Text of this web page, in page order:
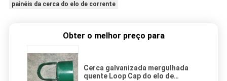
painéis da cerca do elo de corrente
Obter o melhor preço para
Cerca galvanizada mergulhada
quente Loop Cap do elo de